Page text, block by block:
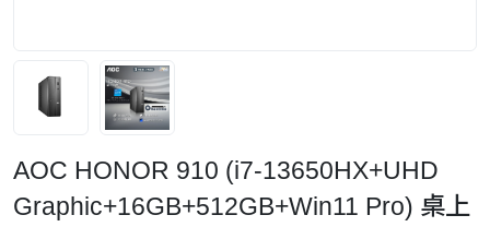
AOC HONOR 910 (i7-13650HX+UHD
Graphic+16GB+512GB+Win11 Pro) 桌上